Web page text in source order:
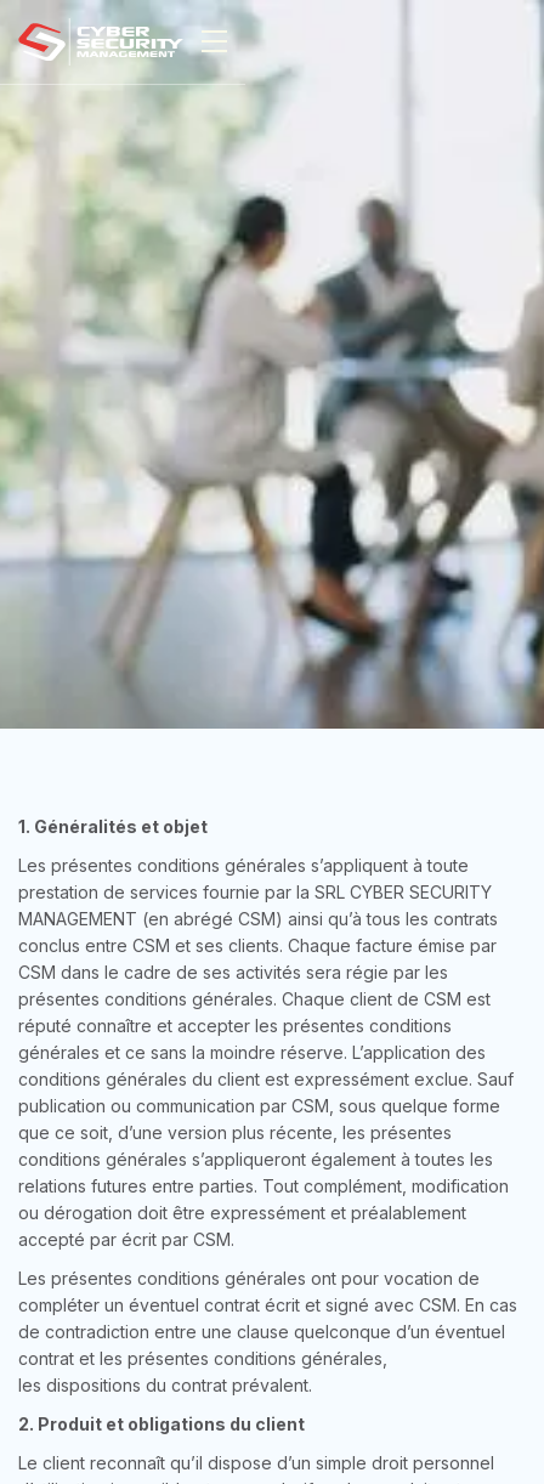
1. Généralités et objet
Les présentes conditions générales s’appliquent à toute
prestation de services fournie par la SRL CYBER SECURITY
MANAGEMENT (en abrégé CSM) ainsi qu’à tous les contrats
conclus entre CSM et ses clients. Chaque facture émise par
CSM dans le cadre de ses activités sera régie par les
présentes conditions générales. Chaque client de CSM est
réputé connaître et accepter les présentes conditions
générales et ce sans la moindre réserve. L’application des
conditions générales du client est expressément exclue. Sauf
publication ou communication par CSM, sous quelque forme
que ce soit, d’une version plus récente, les présentes
conditions générales s’appliqueront également à toutes les
relations futures entre parties. Tout complément, modification
ou dérogation doit être expressément et préalablement
accepté par écrit par CSM.
Les présentes conditions générales ont pour vocation de
compléter un éventuel contrat écrit et signé avec CSM. En cas
de contradiction entre une clause quelconque d’un éventuel
contrat et les présentes conditions générales,
les dispositions du contrat prévalent.
2. Produit et obligations du client
Le client reconnaît qu’il dispose d’un simple droit personnel